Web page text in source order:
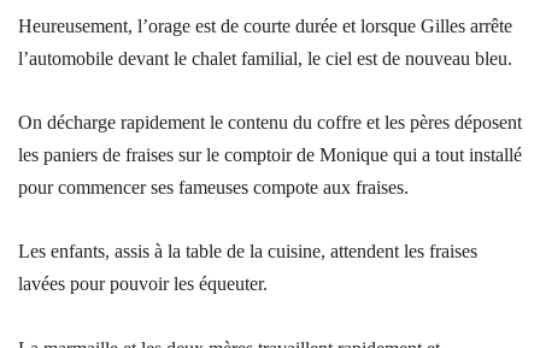
Heureusement, l’orage est de courte durée et lorsque Gilles arrête
l’automobile devant le chalet familial, le ciel est de nouveau bleu.
On décharge rapidement le contenu du coffre et les pères déposent
les paniers de fraises sur le comptoir de Monique qui a tout installé
pour commencer ses fameuses compote aux fraises.
Les enfants, assis à la table de la cuisine, attendent les fraises
lavées pour pouvoir les équeuter.